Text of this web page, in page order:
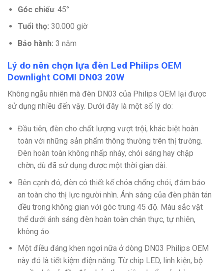
Góc chiếu: 45°
Tuổi thọ: 30.000 giờ
Bảo hành: 3 năm
Lý do nên chọn lựa đèn Led Philips OEM
Downlight COMI DN03 20W
Không ngẫu nhiên mà đèn DN03 của Philips OEM lại được
sử dụng nhiều đến vậy. Dưới đây là một số lý do:
Đầu tiên, đèn cho chất lượng vượt trội, khác biệt hoàn
toàn với những sản phẩm thông thường trên thị trường.
Đèn hoàn toàn không nhấp nháy, chói sáng hay chập
chờn, dù đã sử dụng được một thời gian dài.
Bên cạnh đó, đèn có thiết kế chóa chống chói, đảm bảo
an toàn cho thị lực người nhìn. Ánh sáng của đèn phân tán
đều trong không gian với góc trung 45 độ. Màu sắc vật
thể dưới ánh sáng đèn hoàn toàn chân thực, tự nhiên,
không ảo.
Một điều đáng khen ngợi nữa ở dòng DN03 Philips OEM
này đó là tiết kiệm điện năng. Từ chip LED, linh kiện, bộ